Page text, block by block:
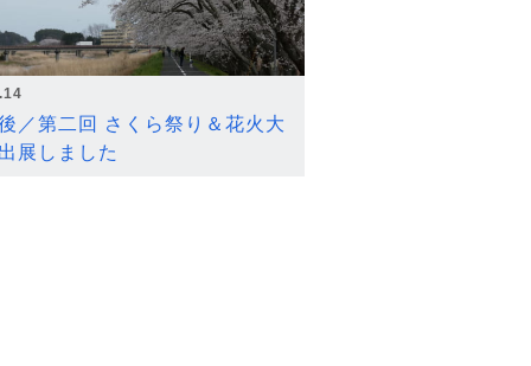
／第二回 さくら祭り＆花火大
展しました